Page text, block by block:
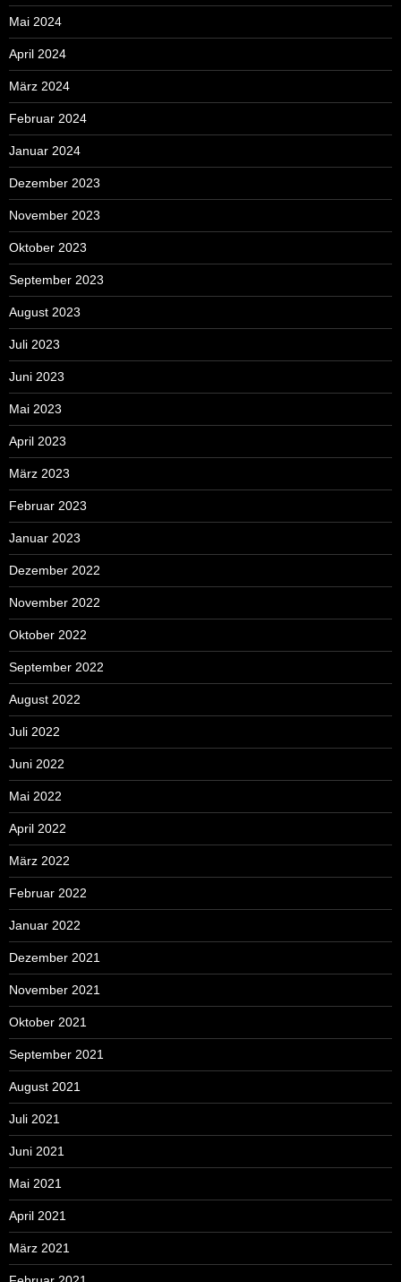
Mai 2024
April 2024
März 2024
Februar 2024
Januar 2024
Dezember 2023
November 2023
Oktober 2023
September 2023
August 2023
Juli 2023
Juni 2023
Mai 2023
April 2023
März 2023
Februar 2023
Januar 2023
Dezember 2022
November 2022
Oktober 2022
September 2022
August 2022
Juli 2022
Juni 2022
Mai 2022
April 2022
März 2022
Februar 2022
Januar 2022
Dezember 2021
November 2021
Oktober 2021
September 2021
August 2021
Juli 2021
Juni 2021
Mai 2021
April 2021
März 2021